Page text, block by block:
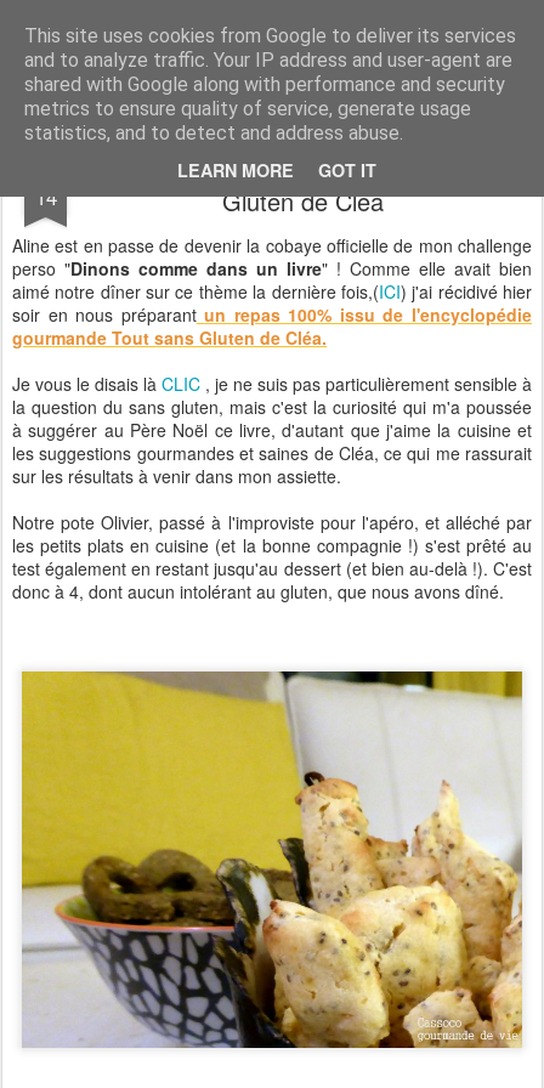
This site uses cookies from Google to deliver its services
and to analyze traffic. Your IP address and user-agent are
shared with Google along with performance and security
metrics to ensure quality of service, generate usage
statistics, and to detect and address abuse.
LEARN MORE GOT IT
CASSOCO gourmande de vie des recettes, de la déco, des découvertes, du partage & de la bonne humeur ...
14
Dinons comme dans un livre ...Tout sans
Gluten de Cléa
Aline est en passe de devenir la cobaye officielle de mon challenge
perso "Dinons comme dans un livre" ! Comme elle avait bien
aimé notre dîner sur ce thème la dernière fois,(ICI) j'ai récidivé hier
soir en nous préparant un repas 100% issu de l'encyclopédie
gourmande Tout sans Gluten de Cléa.
Je vous le disais là CLIC , je ne suis pas particulièrement sensible à
la question du sans gluten, mais c'est la curiosité qui m'a poussée
à suggérer au Père Noël ce livre, d'autant que j'aime la cuisine et
les suggestions gourmandes et saines de Cléa, ce qui me rassurait
sur les résultats à venir dans mon assiette.
Notre pote Olivier, passé à l'improviste pour l'apéro, et alléché par
les petits plats en cuisine (et la bonne compagnie !) s'est prêté au
test également en restant jusqu'au dessert (et bien au-delà !). C'est
donc à 4, dont aucun intolérant au gluten, que nous avons dîné.